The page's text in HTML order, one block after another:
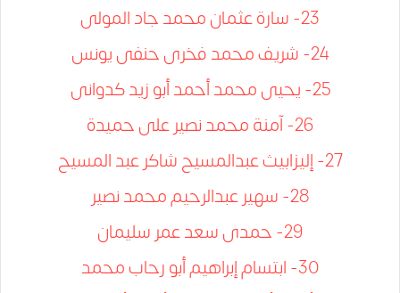
23- سارة عثمان محمد جاد المولى
24- شريف محمد فخرى حنفى يونس
25- يحيى محمد أحمد أبو زيد كدوانى
26- آمنة محمد نصير على حميدة
27- إليزابيث عبدالمسيح شاكر عبد المسيح
28- سهير عبدالرحيم محمد نصير
29- حمدى سعد عمر سليمان
30- ابتسام إبراهيم أبو رحاب محمد